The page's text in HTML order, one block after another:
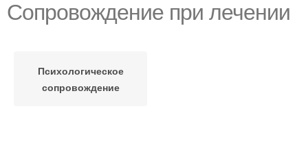
Сопровождение при лечении
Психологическое
сопровождение